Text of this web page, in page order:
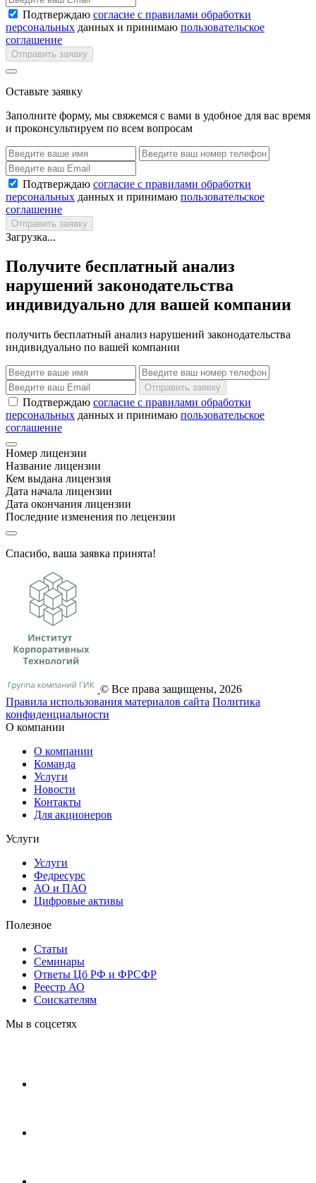
Подтверждаю согласие с правилами обработки
персональных данных и принимаю пользовательское
соглашение
Отправить заявку
Оставьте заявку
Заполните форму, мы свяжемся с вами в удобное для вас время
и проконсультируем по всем вопросам
Подтверждаю согласие с правилами обработки
персональных данных и принимаю пользовательское
соглашение
Отправить заявку
Загрузка...
Получите бесплатный анализ
нарушений законодательства
индивидуально для вашей компании
получить бесплатный анализ нарушений законодательства
индивидуально по вашей компании
Отправить заявку
Подтверждаю согласие с правилами обработки
персональных данных и принимаю пользовательское
соглашение
Номер лицензии
Название лицензии
Кем выдана лицензия
Дата начала лицензии
Дата окончания лицензии
Последние изменения по лецензии
Спасибо, ваша заявка принята!
© Все права защищены, 2026
Правила использования материалов сайта Политика
конфиденциальности
О компании
О компании
Команда
Услуги
Новости
Контакты
Для акционеров
Услуги
Услуги
Федресурс
АО и ПАО
Цифровые активы
Полезное
Статьи
Cеминары
Ответы Цб РФ и ФРСФР
Реестр АО
Соискателям
Мы в соцсетях